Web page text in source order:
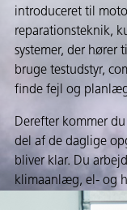
introduceret til
reparationsteknik,
systemer, der
bruge testudstyr,
finde fejl og
Derefter kommer
del af de daglige
bliver klar. Du
klimaanlæg, el- og